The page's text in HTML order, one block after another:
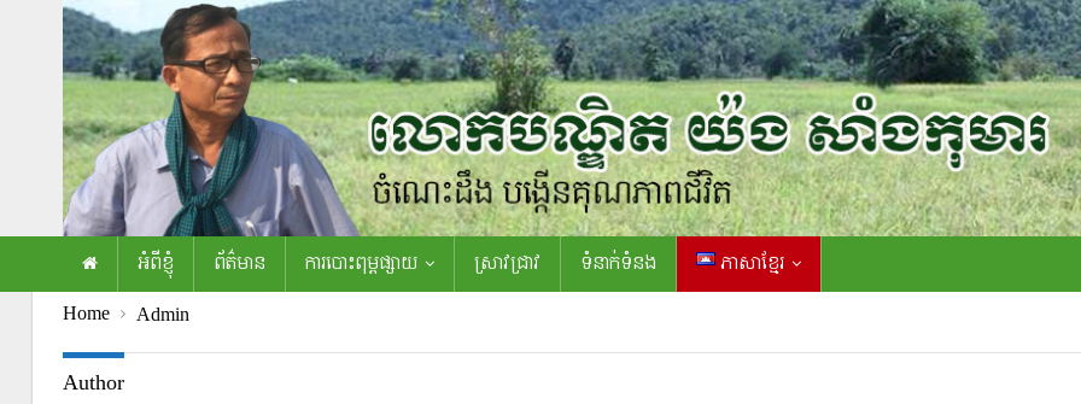
អំពីខ្ញុំ ព័ត៌មាន ការបោះពុម្ពផ្សាយ ស្រាវជ្រាវ ទំនាក់ទំនង ភាសាខ្មែរ
Home Admin
Author